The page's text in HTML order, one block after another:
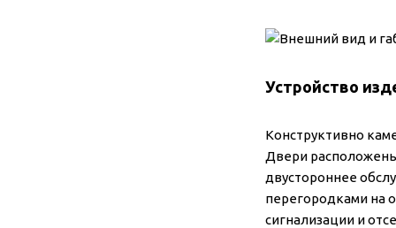
Устройство
Конструктивно
Двери
двустороннее
перегородками на
сигнализации и